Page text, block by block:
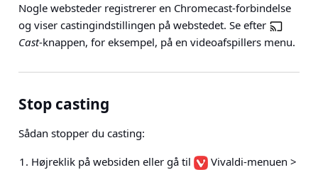
Nogle websteder registrerer en Chromecast-forbindelse
og viser castingindstillingen på webstedet. Se efter
Cast-knappen, for eksempel, på en videoafspillers menu.
Stop casting
Sådan stopper du casting:
Højreklik på websiden eller gå til
Vivaldi-menuen >